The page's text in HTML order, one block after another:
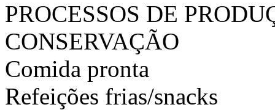
PROCESSOS DE
CONSERVAÇÃO
Comida pronta
Refeições frias/snacks